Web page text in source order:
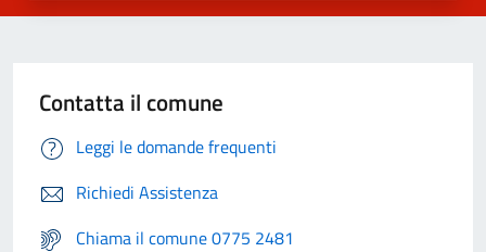
Contatta il comune
Leggi le domande frequenti
Richiedi Assistenza
Chiama il comune 0775 2481